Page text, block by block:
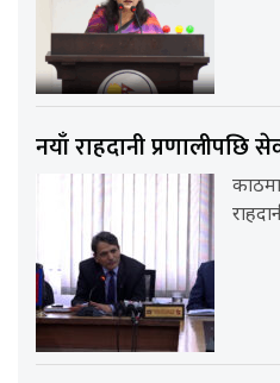
नयाँ राहदानी प्रणालीपछि